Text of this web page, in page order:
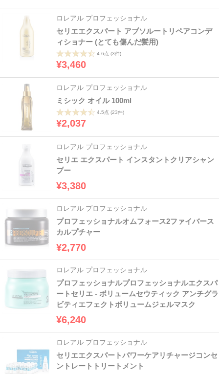
ロレアル プロフェッショナル
セリエエクスパート アブソルートリペアコンデ
ィショナー (とても傷んだ髪用)
4.6点 (3件)
¥3,460
ロレアル プロフェッショナル
ミシック オイル 100ml
4.5点 (23件)
¥2,037
ロレアル プロフェッショナル
セリエ エクスパート インスタントクリアシャン
プー
¥3,380
ロレアル プロフェッショナル
プロフェッショナルオムフォース2ファイバース
カルプチャー
¥2,770
ロレアル プロフェッショナル
プロフェッショナルプロフェッショナルエクスパ
ートセリエ - ボリュームセウティック アンチグラ
ビティエフェクトボリュームジェルマスク
¥6,240
ロレアル プロフェッショナル
セリエエクスパートパワーケアリチャージコンセ
ントレートトリートメント